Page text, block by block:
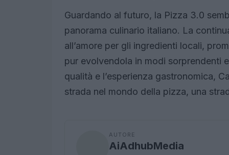
Guardando al futuro, la Pizza 3.0
panorama culinario italiano. La
all’amore per gli ingredienti locali,
pur evolvendola in modi sorprendenti
qualità e l’esperienza gastronomica,
strada nel mondo della pizza, una
AUTORE
AiAdhubMedia